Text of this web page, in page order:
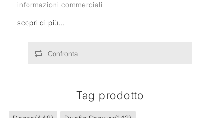
informazioni commerciali
scopri di più...
Confronta
Tag prodotto